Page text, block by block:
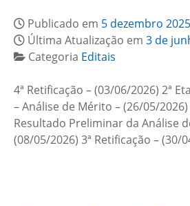
Publicado em 5 dezembro 2025
Última Atualização em 3 de
Categoria Editais
4ª Retificação – (03/06/2026) 2ª
– Análise de Mérito – (26/05/2026)
Resultado Preliminar da Análise
(08/05/2026) 3ª Retificação – (30/